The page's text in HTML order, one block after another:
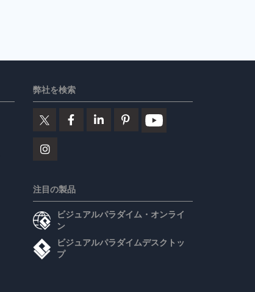
弊社を検索
注目の製品
ビジュアルパラダイム・オンライ
ン
ビジュアルパラダイムデスクトッ
プ